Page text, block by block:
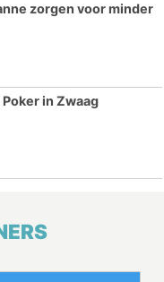
zorgen voor minder
in Zwaag